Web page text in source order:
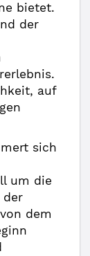
bietet.
der
auf
sich
um die
der
dem